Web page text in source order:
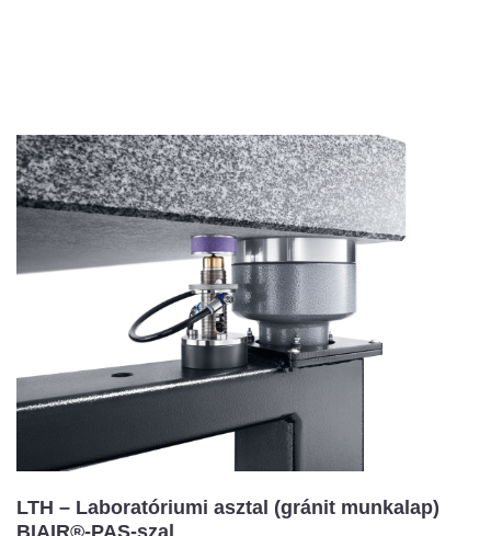
LTH – Laboratóriumi asztal (gránit munkalap)
BIAIR®-PAS-szal